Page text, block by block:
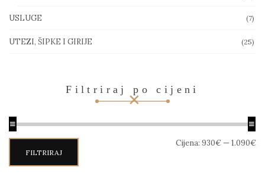
USLUGE (7)
UTEZI, ŠIPKE I GIRIJE (25)
Filtriraj po cijeni
Min
cijena
Maks
cijenaFILTRIRAJ
Cijena: 930€ — 1.090€